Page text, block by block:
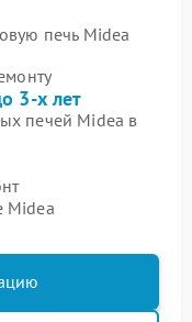
печь Midea
3-х лет
печей Midea в
Midea